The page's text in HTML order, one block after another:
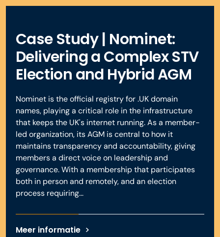
streepjescode of QR-code te presenteren, waarbij indien
Waarschuwingen over accounts houden de belangrijkste
belanghebbenden op de hoogte en we monitoren de
impact van het quorum en de opkomst op peilingen.
Meer informatie
houden externe displays de belangrijkste
belanghebbenden op de hoogte van de
resolutiestatussen en volmachtstemmen.
Boek een demo
een microfoon, waarmee deelnemers kunnen verzoeken
opnieuw kan worden gerangschikt).
Meer informatie
waardoor u een compleet overzicht van uw bijeenkomst
krijgt. We werken ook samen met de door u gekozen
auditor wanneer u daarom wordt gevraagd om
aanvullende zekerheid te bieden.
Meer informatie
Case Study | Nominet:
Delivering a Complex STV
Election and Hybrid AGM
Nominet is the official registry for .UK domain
names, playing a critical role in the infrastructure
that keeps the UK's internet running. As a member-
led organization, its AGM is central to how it
maintains transparency and accountability, giving
members a direct voice on leadership and
governance. With a membership that participates
both in person and remotely, and an election
process requiring...
Meer informatie